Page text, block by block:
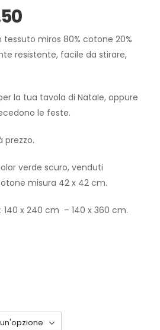
tessuto miros 80% cotone 20%
resistente, facile da stirare,
la tua tavola di Natale, oppure
le feste.
prezzo.
verde scuro, venduti
misura 42 x 42 cm.
140 x 240 cm – 140 x 360 cm.